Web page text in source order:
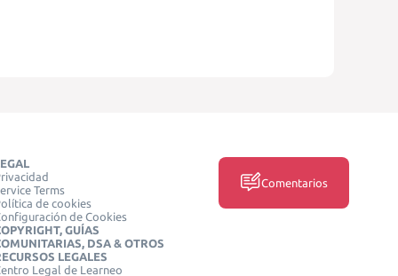
Terms
de cookies
de Cookies
GUÍAS
DSA & OTROS
LEGALES
Legal de Learneo
Comentarios